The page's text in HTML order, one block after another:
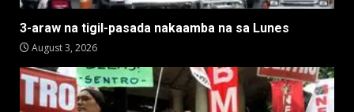
3-araw na tigil-pasada nakaamba na sa Lunes
August 3, 2026